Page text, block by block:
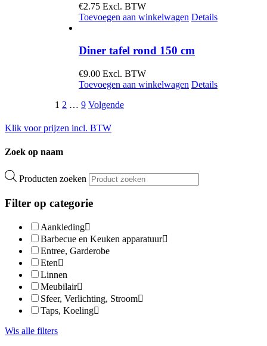
€2.75 Excl. BTW
Toevoegen aan winkelwagen Details
Diner tafel rond 150 cm
€9.00 Excl. BTW
Toevoegen aan winkelwagen Details
1 2 … 9 Volgende
Klik voor prijzen incl. BTW
Zoek op naam
Producten zoeken
Filter op categorie
Aankleding
Barbecue en Keuken apparatuur
Entree, Garderobe
Eten
Linnen
Meubilair
Sfeer, Verlichting, Stroom
Taps, Koeling
Wis alle filters